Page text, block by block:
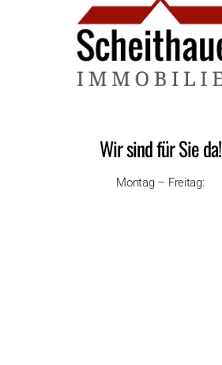
Wir sind für Sie da!
Montag – Freitag: